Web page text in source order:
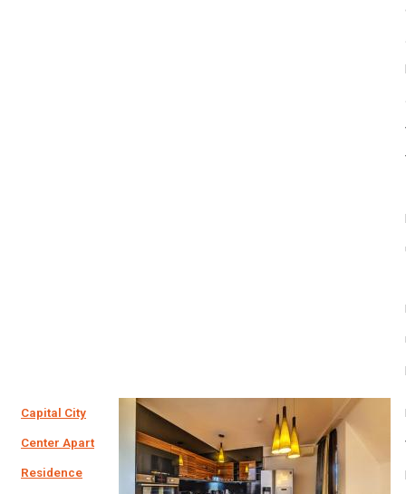
Capital City
Center Apart
Residence